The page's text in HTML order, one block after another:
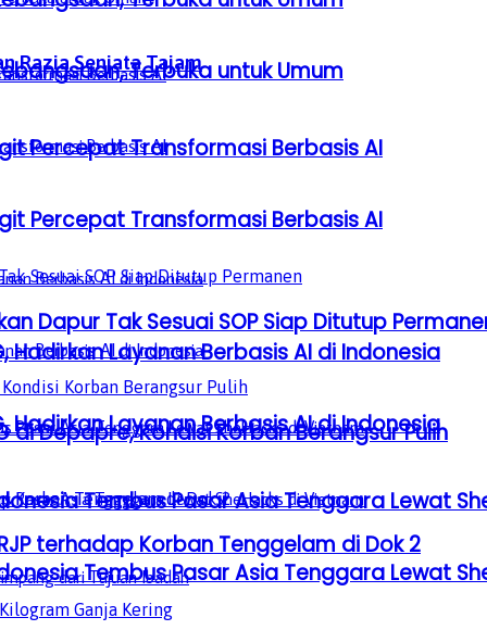
Percepat Transformasi Berbasis AI
Layanan Berbasis AI di Indonesia
Tembus Pasar Asia Tenggara Lewat
Terbuka untuk Umum
Percepat Transformasi Berbasis AI
Layanan Berbasis AI di Indonesia
Tembus Pasar Asia Tenggara Lewat
Razia Senjata Tajam
Dapur Tak Sesuai SOP Siap Ditutup
Depapre, Kondisi Korban Berangsur Pulih
terhadap Korban Tenggelam di Dok 2